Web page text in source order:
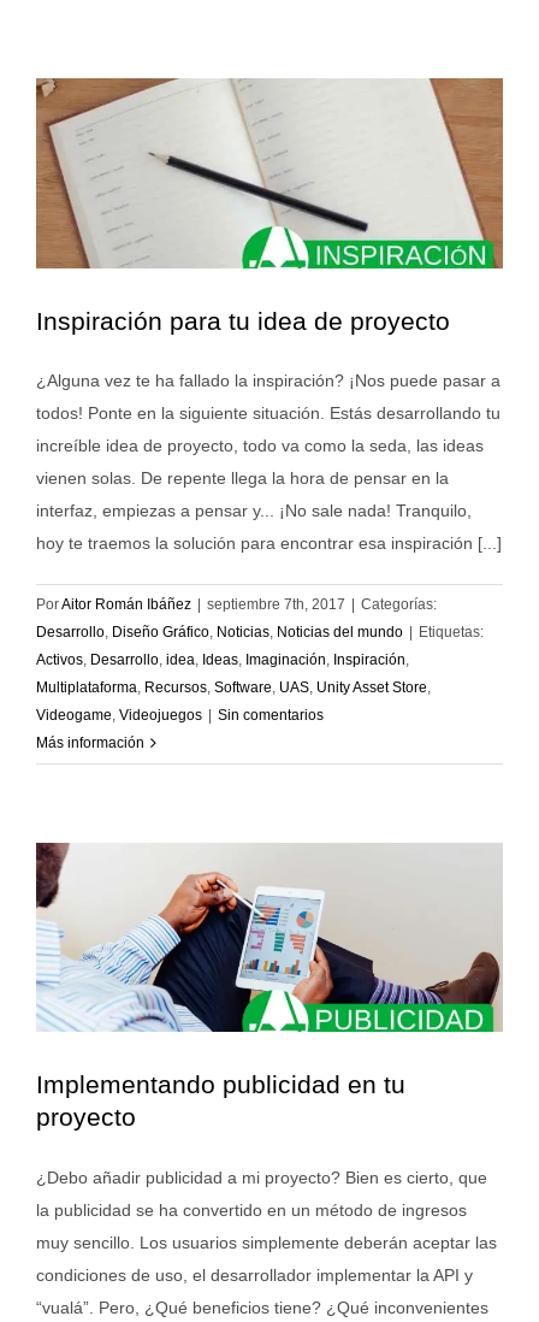
Inspiración para tu idea de proyecto
¿Alguna vez te ha fallado la inspiración? ¡Nos puede pasar a
todos! Ponte en la siguiente situación. Estás desarrollando tu
increíble idea de proyecto, todo va como la seda, las ideas
vienen solas. De repente llega la hora de pensar en la
interfaz, empiezas a pensar y... ¡No sale nada! Tranquilo,
hoy te traemos la solución para encontrar esa inspiración [...]
PorAitor Román Ibáñez | septiembre 7th, 2017 | Categorías:
Desarrollo Diseño Gráfico Noticias Noticias del mundo | Etiquetas:
Activos Desarrollo idea Ideas Imaginación Inspiración
Multiplataforma Recursos Software UAS Unity Asset Store
Videogame Videojuegos | Sin comentarios
Más información
Implementando publicidad en tu
proyecto
¿Debo añadir publicidad a mi proyecto? Bien es cierto, que
la publicidad se ha convertido en un método de ingresos
muy sencillo. Los usuarios simplemente deberán aceptar las
condiciones de uso, el desarrollador implementar la API y
“vualá”. Pero, ¿Qué beneficios tiene? ¿Qué inconvenientes